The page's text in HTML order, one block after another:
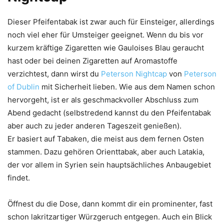
Dieser Pfeifentabak ist zwar auch für Einsteiger, allerdings
noch viel eher für Umsteiger geeignet. Wenn du bis vor
kurzem kräftige Zigaretten wie Gauloises Blau geraucht
hast oder bei deinen Zigaretten auf Aromastoffe
verzichtest, dann wirst du Peterson Nightcap von Peterson
of Dublin mit Sicherheit lieben. Wie aus dem Namen schon
hervorgeht, ist er als geschmackvoller Abschluss zum
Abend gedacht (selbstredend kannst du den Pfeifentabak
aber auch zu jeder anderen Tageszeit genießen).
Er basiert auf Tabaken, die meist aus dem fernen Osten
stammen. Dazu gehören Orienttabak, aber auch Latakia,
der vor allem in Syrien sein hauptsächliches Anbaugebiet
findet.
Öffnest du die Dose, dann kommt dir ein prominenter, fast
schon lakritzartiger Würzgeruch entgegen. Auch ein Blick